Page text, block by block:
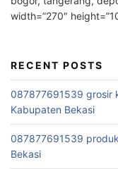
width=”270″
RECENT POSTS
087877691539 grosir
Kabupaten Bekasi
087877691539
Bekasi